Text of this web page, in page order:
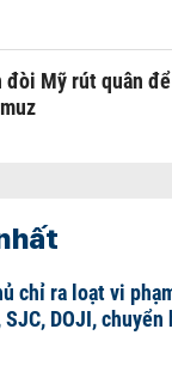
đòi Mỹ rút quân
chỉ ra loạt vi
DOJI, chuyển